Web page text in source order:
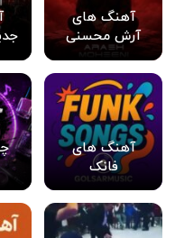
آهنگ های
آرش محسنی
آهنگ های
فانک